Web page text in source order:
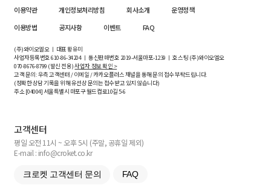
이용약관 개인정보처리방침 회사소개
운영정책
이용방법
공지사항 이벤트 FAQ
(주)와이오엘오 ㅣ 대표 황유미
사업자등록번호610-86-34204ㅣ 통신판매번호 2019-서울마포-1239 ㅣ 호스팅 (주)와이오엘오
070-8676-8799 (발신 전용)사업자 정보 확인 >
고객 문의: 우측 고객센터 / 이메일 / 카카오플러스 채널을 통해 문의 접수 부탁드립니다.
(정확한 상담 기록을 위해 유선상 문의는 접수받고 있지 않습니다)
주소 [04004] 서울특별시 마포구 월드컵로10길5-6
고객센터
평일 오전 11시 ~ 오후 5시 (주말, 공휴일 제외)
E-mail : info@croket.co.kr
크로켓 고객센터 문의 FAQ